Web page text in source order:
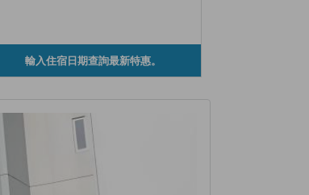
輸入住宿日期查詢最新特惠。